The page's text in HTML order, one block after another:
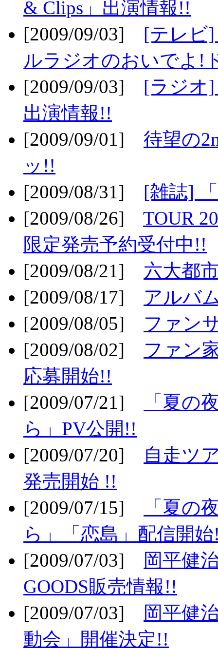
& Clips」出演情報!!
[2009/09/03] [テレビ
ルラジオのおいでよ!
[2009/09/03] [ラジオ]
出演情報!!
[2009/09/01] 待望の
ッ!!
[2009/08/31] [雑誌]
[2009/08/26] TOUR
限定発売予約受付中!!
[2009/08/21] 六大都
[2009/08/17] アルバ
[2009/08/05] ファン
[2009/08/02] ファン
応募開始!!
[2009/07/21]
「夏の
ら」PV公開!!
[2009/07/20]
自走ツ
発売開始 !!
[2009/07/15]
「夏の
ら」「恋島」配信開
[2009/07/03]
岡平健
GOODS販売情報!!
[2009/07/03]
岡平健
動会」開催決定!!